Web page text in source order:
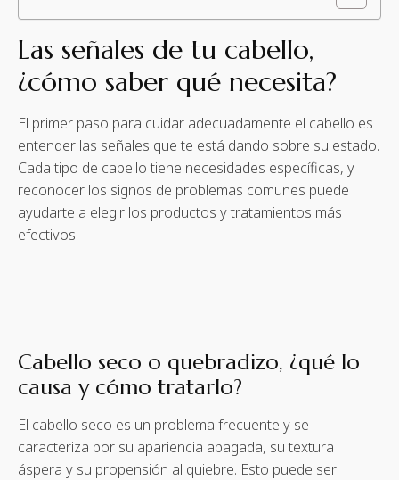
Las señales de tu cabello,
¿cómo saber qué necesita?
El primer paso para cuidar adecuadamente el cabello es
entender las señales que te está dando sobre su estado.
Cada tipo de cabello tiene necesidades específicas, y
reconocer los signos de problemas comunes puede
ayudarte a elegir los productos y tratamientos más
efectivos.
Cabello seco o quebradizo, ¿qué lo
causa y cómo tratarlo?
El cabello seco es un problema frecuente y se
caracteriza por su apariencia apagada, su textura
áspera y su propensión al quiebre. Esto puede ser